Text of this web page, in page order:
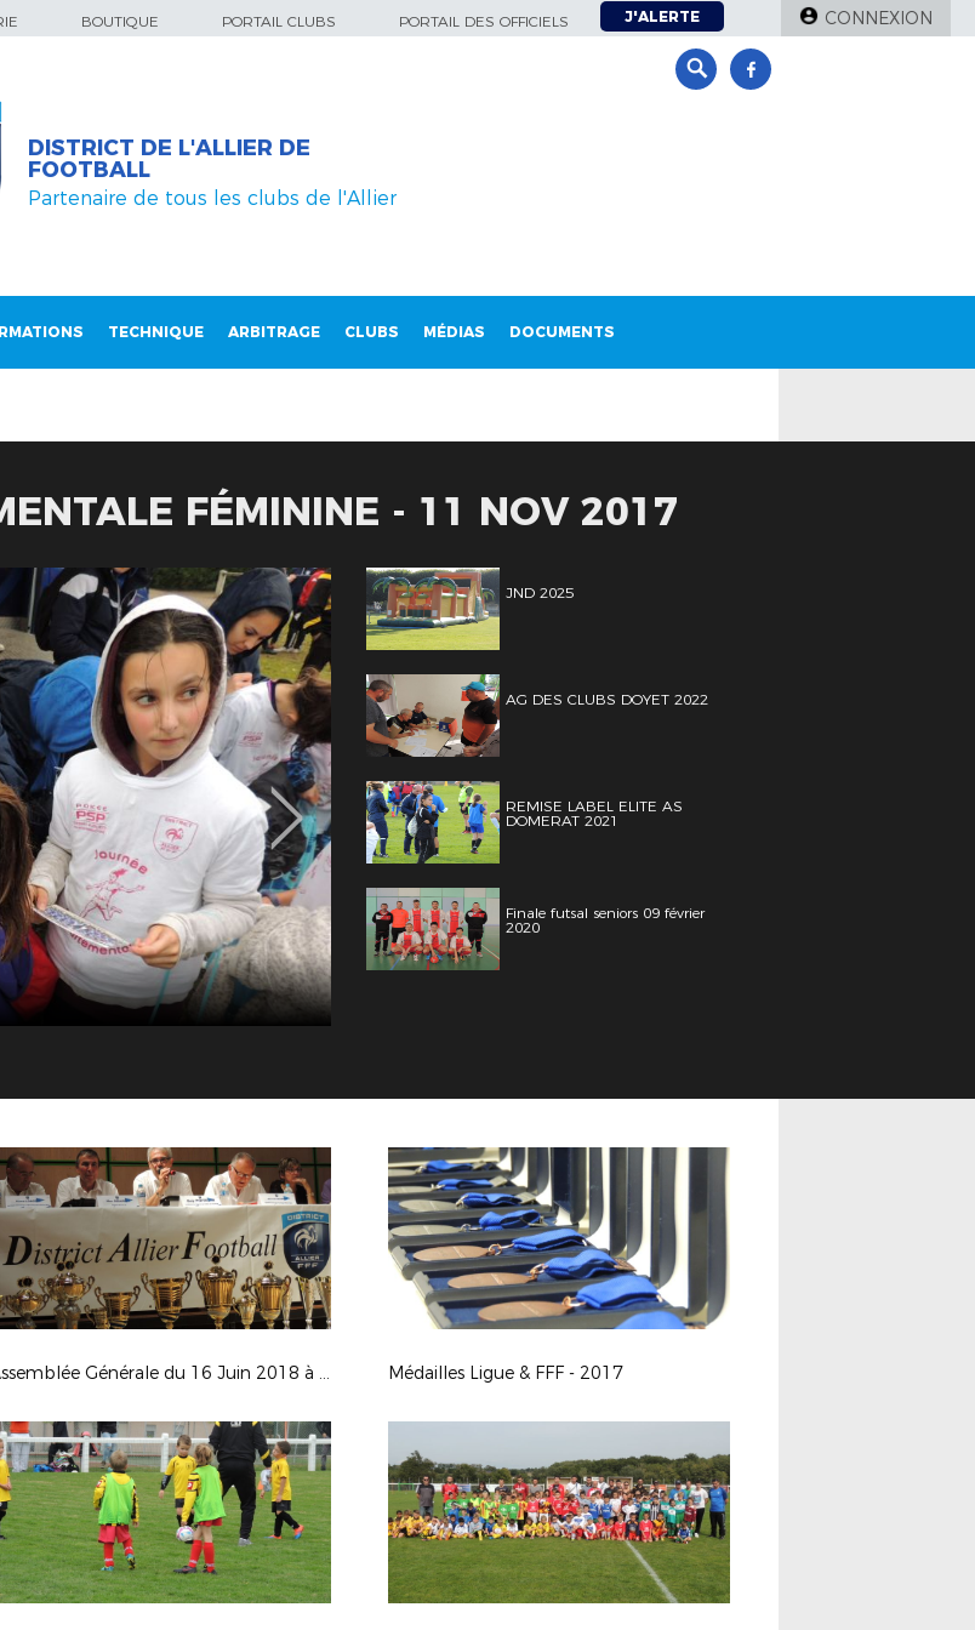
BOUTIQUE PORTAIL CLUBS PORTAIL DES OFFICIELS J'ALERTE CONNEXION
DISTRICT DE L'ALLIER DE
FOOTBALL
Partenaire de tous les clubs de l'Allier
TECHNIQUE ARBITRAGE CLUBS MÉDIAS DOCUMENTS
FÉMININE - 11 NOV 2017
JND 2025
AG DES CLUBS DOYET 2022
REMISE LABEL ELITE AS
DOMERAT 2021
Finale futsal seniors 09 février
2020
Assemblée Générale du 16 Juin 2018 à DOYET Médailles Ligue & FFF - 2017